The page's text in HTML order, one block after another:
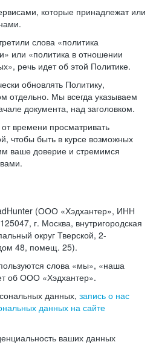
которые принадлежат или
слова «политика
или «политика в отношении
речь идет об этой Политике.
обновлять Политику,
отдельно. Мы всегда указываем
документа, над заголовком.
времени просматривать
чтобы быть в курсе возможных
ваше доверие и стремимся
(ООО «Хэдхантер», ИНН
г. Москва, внутригородская
округ Тверской, 2-
48, помещ. 25).
слова «мы», «наша
об ООО «Хэдхантер».
данных, запись о нас
данных на сайте
ваших данных